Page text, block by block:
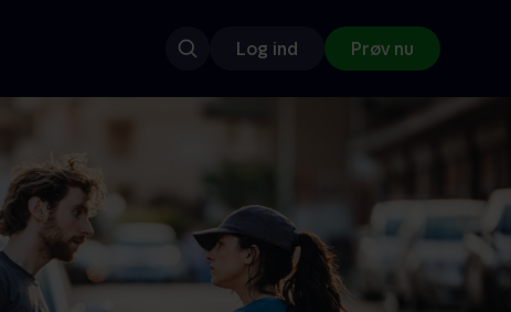
Log ind Prøv nu